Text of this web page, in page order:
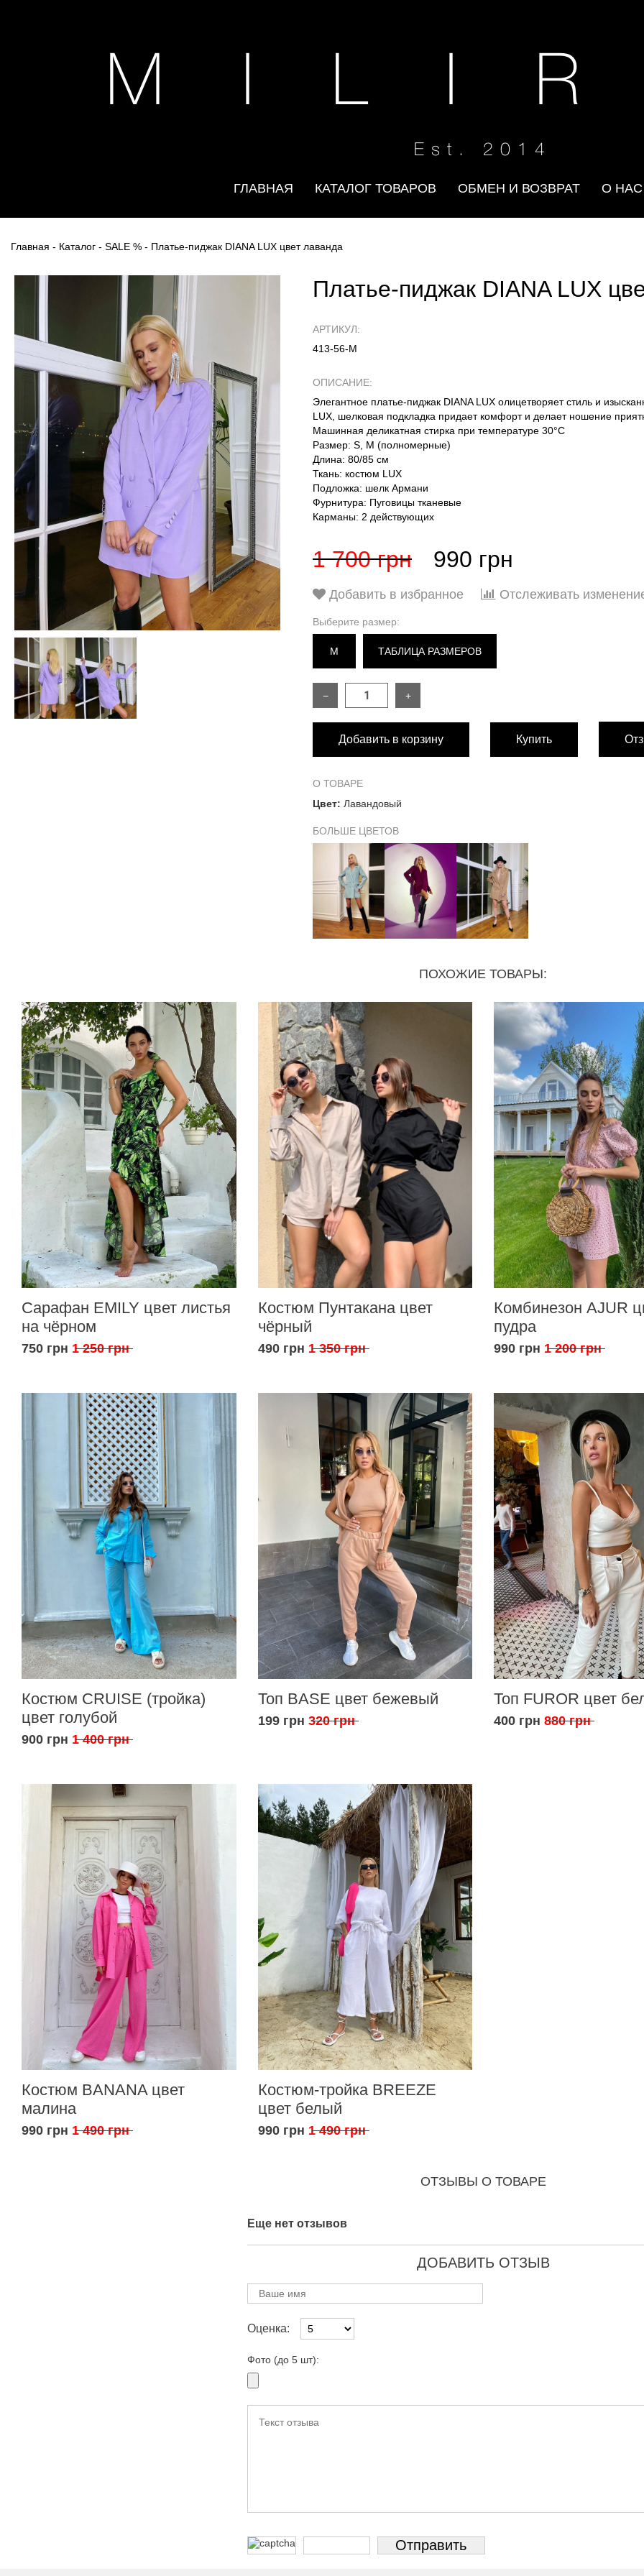
M I L I R
Est. 2014
ГЛАВНАЯ КАТАЛОГ ТОВАРОВ ОБМЕН И ВОЗВРАТ О НАС
Главная - Каталог - SALE % - Платье-пиджак DIANA LUX цвет лаванда
Платье-пиджак DIANA LUX
АРТИКУЛ:
413-56-М
ОПИСАНИЕ:
Элегантное платье-пиджак DIANA LUX олицетворяет стиль и
LUX, шелковая подкладка придает комфорт и делает ношение
Машинная деликатная стирка при температуре 30°C
Размер: S, M (полномерные)
Длина: 80/85 см
Ткань: костюм LUX
Подложка: шелк Армани
Фурнитура: Пуговицы тканевые
Карманы: 2 действующих
1 700 грн 990 грн
Добавить в избранное Отслеживать
Выберите размер:
M ТАБЛИЦА РАЗМЕРОВ
Длина изделия
Обхват талии
Замеры низа изделия
− +
Добавить в корзину Купить
О ТОВАРЕ
Цвет: Лавандовый
БОЛЬШЕ ЦВЕТОВ
ПОХОЖИЕ ТОВАРЫ:
Сарафан EMILY цвет листья
на чёрном
750 грн 1 250 грн
Костюм Пунтакана цвет
чёрный
490 грн 1 350 грн
Комбинезон AJUR
пудра
990 грн 1 200 грн
Костюм CRUISE (тройка)
цвет голубой
900 грн 1 400 грн
Топ BASE цвет бежевый
199 грн 320 грн
Топ FUROR цвет
400 грн 880 грн
Костюм BANANA цвет
малина
990 грн 1 490 грн
Костюм-тройка BREEZE
цвет белый
990 грн 1 490 грн
ОТЗЫВЫ О ТОВАРЕ
Еще нет отзывов
ДОБАВИТЬ ОТЗЫВ
Оценка:
Фото (до 5 шт):